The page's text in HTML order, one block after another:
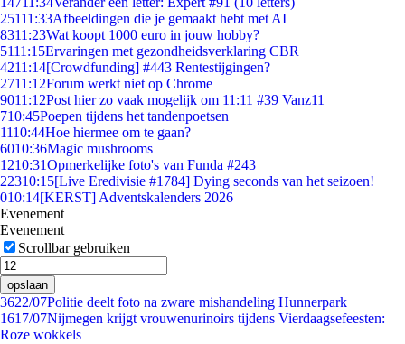
25111:33Afbeeldingen die je gemaakt hebt met AI
8311:23Wat koopt 1000 euro in jouw hobby?
5111:15Ervaringen met gezondheidsverklaring CBR
4211:14[Crowdfunding] #443 Rentestijgingen?
2711:12Forum werkt niet op Chrome
9011:12Post hier zo vaak mogelijk om 11:11 #39 Vanz11
710:45Poepen tijdens het tandenpoetsen
1110:44Hoe hiermee om te gaan?
6010:36Magic mushrooms
1210:31Opmerkelijke foto's van Funda #243
22310:15[Live Eredivisie #1784] Dying seconds van het seizoen!
010:14[KERST] Adventskalenders 2026
Evenement
Evenement
Scrollbar gebruiken
opslaan
3622/07Politie deelt foto na zware mishandeling Hunnerpark
1617/07Nijmegen krijgt vrouwenurinoirs tijdens Vierdaagsefeesten:
Roze wokkels